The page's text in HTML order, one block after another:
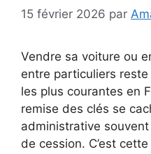
15 février 2026 par
Vendre sa voiture ou
entre particuliers reste
les plus courantes en
remise des clés se
administrative
de cession. C’est